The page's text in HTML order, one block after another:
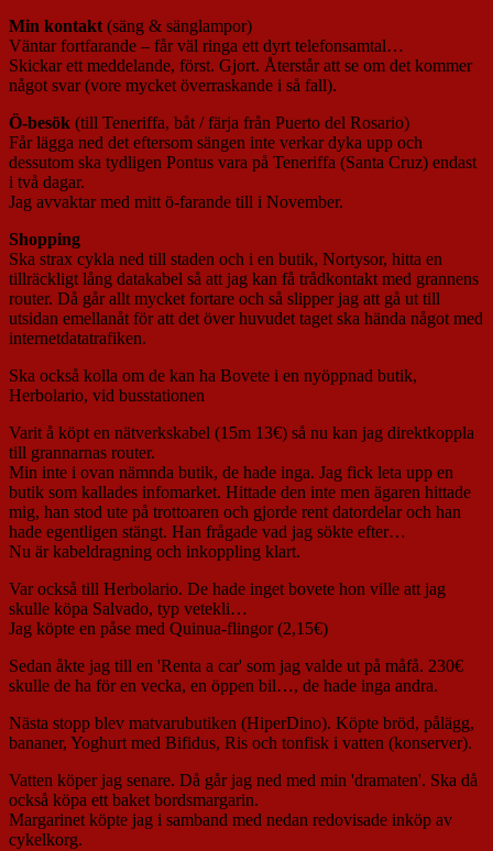
Min kontakt(säng & sänglampor)
Väntar fortfarande – får väl ringa ett dyrt telefonsamtal…
Skickar ett meddelande, först. Gjort. Återstår att se om det kommer
något svar (vore mycket överraskande i så fall).
Ö-besök (till Teneriffa, båt / färja från Puerto del Rosario)
Får lägga ned det eftersom sängen inte verkar dyka upp och
dessutom ska tydligen Pontus vara på Teneriffa (Santa Cruz) endast
i två dagar.
Jag avvaktar med mitt ö-farande till i November.
Shopping
Ska strax cykla ned till staden och i en butik, Nortysor, hitta en
tillräckligt lång datakabel så att jag kan få trådkontakt med grannens
router. Då går allt mycket fortare och så slipper jag att gå ut till
utsidan emellanåt för att det över huvudet taget ska hända något med
internetdatatrafiken.
Ska också kolla om de kan ha Bovete i en nyöppnad butik,
Herbolario, vid busstationen
Varit å köpt en nätverkskabel (15m 13€) så nu kan jag direktkoppla
till grannarnas router.
Min inte i ovan nämnda butik, de hade inga. Jag fick leta upp en
butik som kallades infomarket. Hittade den inte men ägaren hittade
mig, han stod ute på trottoaren och gjorde rent datordelar och han
hade egentligen stängt. Han frågade vad jag sökte efter…
Nu är kabeldragning och inkoppling klart.
Var också till Herbolario. De hade inget bovete hon ville att jag
skulle köpa Salvado, typ vetekli…
Jag köpte en påse med Quinua-flingor (2,15€)
Sedan åkte jag till en 'Renta a car' som jag valde ut på måfå. 230€
skulle de ha för en vecka, en öppen bil…, de hade inga andra.
Nästa stopp blev matvarubutiken (HiperDino). Köpte bröd, pålägg,
bananer, Yoghurt med Bifidus, Ris och tonfisk i vatten (konserver).
Vatten köper jag senare. Då går jag ned med min 'dramaten'. Ska då
också köpa ett baket bordsmargarin.
Margarinet köpte jag i samband med nedan redovisade inköp av
cykelkorg.